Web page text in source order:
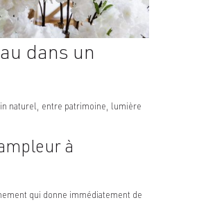
dans un
naturel, entre patrimoine, lumière
à
qui donne immédiatement de